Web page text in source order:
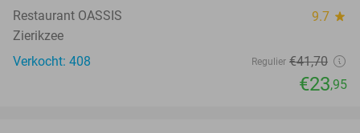
Restaurant OASSIS 9.7 star
Zierikzee
Verkocht: 408
Regulier €41,70
€23,95